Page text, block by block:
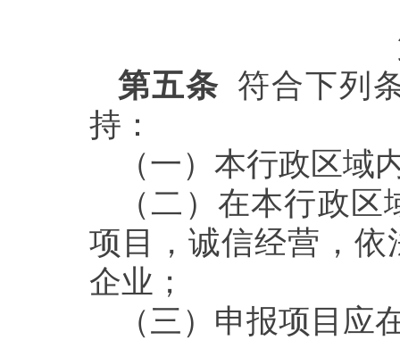
第五条 符合下列
持：
（一）本行政区域
（二）在本行政
项目，诚信经营，
企业；
（三）申报项目应